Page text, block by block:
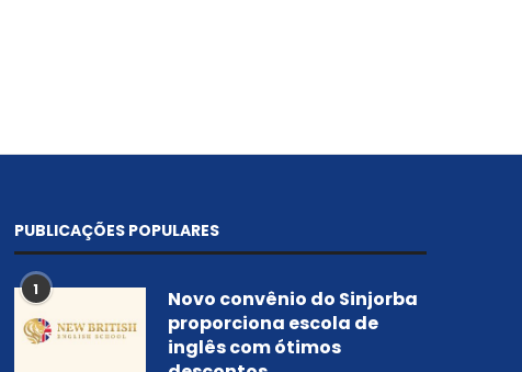
PUBLICAÇÕES POPULARES
1
Novo convênio do Sinjorba
proporciona escola de
inglês com ótimos